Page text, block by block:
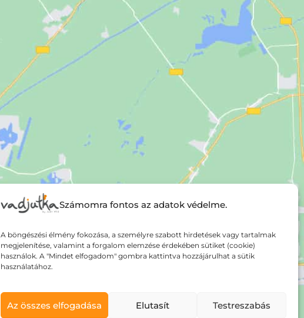
Számomra fontos az adatok védelme.
A böngészési élmény fokozása, a személyre szabott hirdetések vagy tartalmak
megjelenítése, valamint a forgalom elemzése érdekében sütiket (cookie)
használok. A "Mindet elfogadom" gombra kattintva hozzájárulhat a sütik
használatához.
Az összes elfogadása Elutasít Testreszabás